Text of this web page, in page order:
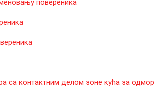
повереника
са контактним делом зоне кућа за одмор